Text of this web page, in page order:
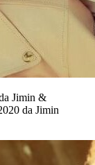
Jimin &
da Jimin